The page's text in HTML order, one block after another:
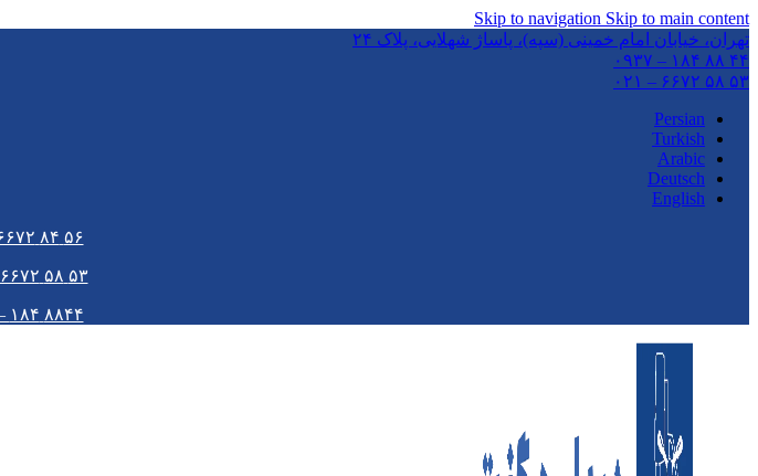
Skip to navigation Skip to main content
تهران،‌ خیابان امام خمینی (سپه)، پاساژ شهلایی، پلاک ۲۴
۴۴ ۸۸ ۱۸۴ – ۰۹۳۷
۵۳ ۵۸ ۶۶۷۲ – ۰۲۱
Persian
Turkish
Arabic
Deutsch
English
۵۶ ۸۴ ۶۶۷۲ – ۰۲۱
۵۳ ۵۸ ۶۶۷۲ – ۰۲۱
۸۸۴۴ ۱۸۴ – ۰۹۳۷